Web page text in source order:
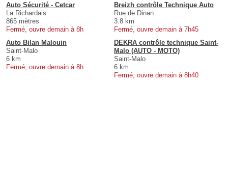
Auto Sécurité - Cetcar
La Richardais
865 mètres
Fermé, ouvre demain à 8h
Breizh contrôle Technique Auto
Rue de Dinan
3.8 km
Fermé, ouvre demain à 7h45
Auto Bilan Malouin
Saint-Malo
6 km
Fermé, ouvre demain à 8h
DEKRA contrôle technique Saint-
Malo (AUTO - MOTO)
Saint-Malo
6 km
Fermé, ouvre demain à 8h40